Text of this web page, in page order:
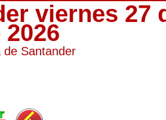
viernes 27
de Santander